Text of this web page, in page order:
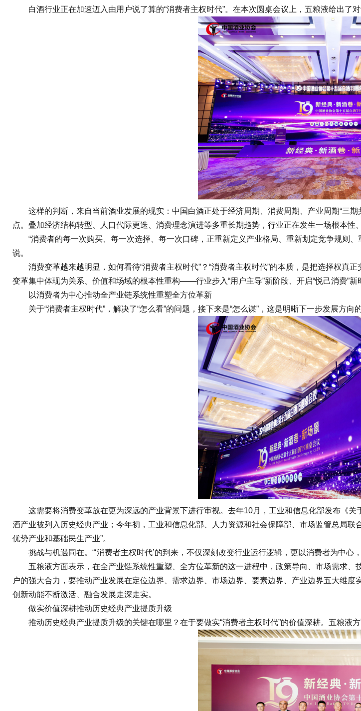
白酒行业正在加速迈入由用户说了算的“消费者主权时代”。在本次圆桌会议上，五粮液给出了对
这样的判断，来自当前酒业发展的现实：中国白酒正处于经济周期、消费周期、产业周期“三期
点。叠加经济结构转型、人口代际更迭、消费理念演进等多重长期趋势，行业正在发生一场根本性
“消费者的每一次购买、每一次选择、每一次口碑，正重新定义产业格局、重新划定竞争规则、
说。
消费变革越来越明显，如何看待“消费者主权时代”？“消费者主权时代”的本质，是把选择权真
变革集中体现为关系、价值和场域的根本性重构——行业步入“用户主导”新阶段、开启“悦己消费”新
以消费者为中心推动全产业链系统性重塑全方位革新
关于“消费者主权时代”，解决了“怎么看”的问题，接下来是“怎么谋”，这是明晰下一步发展方向的
这需要将消费变革放在更为深远的产业背景下进行审视。去年10月，工业和信息化部发布《
酒产业被列入历史经典产业；今年初，工业和信息化部、人力资源和社会保障部、市场监管总局
优势产业和基础民生产业”。
挑战与机遇同在。“‘消费者主权时代’的到来，不仅深刻改变行业运行逻辑，更以消费者为中心
五粮液方面表示，在全产业链系统性重塑、全方位革新的这一进程中，政策导向、市场需求、
户的强大合力，要推动产业发展在定位边界、需求边界、市场边界、要素边界、产业边界五大维
创新动能不断激活、融合发展走深走实。
做实价值深耕推动历史经典产业提质升级
推动历史经典产业提质升级的关键在哪里？在于要做实“消费者主权时代”的价值深耕。五粮液方